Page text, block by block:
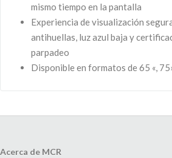
mismo tiempo en la pantalla
Experiencia de visualización
antihuellas, luz azul baja y
parpadeo
Disponible en formatos de 65 «,
Acerca de MCR